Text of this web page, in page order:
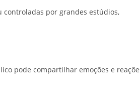
controladas por grandes estúdios,
pode compartilhar emoções e